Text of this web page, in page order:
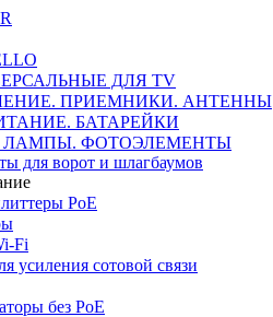
ДЛЯ TV
ПРИЕМНИКИ. АНТЕННЫ
БАТАРЕЙКИ
ЛАМПЫ. ФОТОЭЛЕМЕНТЫ
для ворот и шлагбаумов
РоЕ
Fi
усиления сотовой связи
без РоЕ